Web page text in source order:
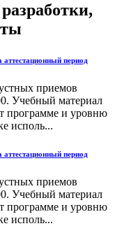
период
приемов
Учебный материал
программе и уровню
исполь...
период
приемов
Учебный материал
программе и уровню
исполь...